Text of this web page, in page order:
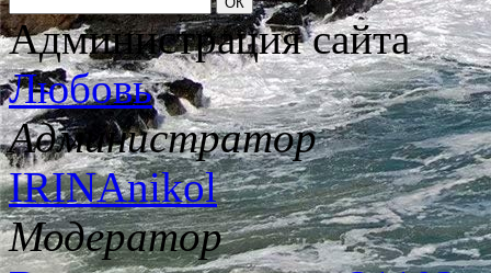
Администрация сайта
Любовь
Администратор
IRINAnikol
Модератор